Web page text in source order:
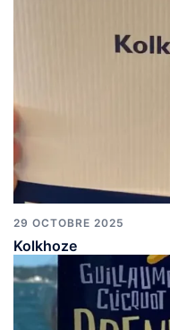
29 OCTOBRE 2025
Kolkhoze